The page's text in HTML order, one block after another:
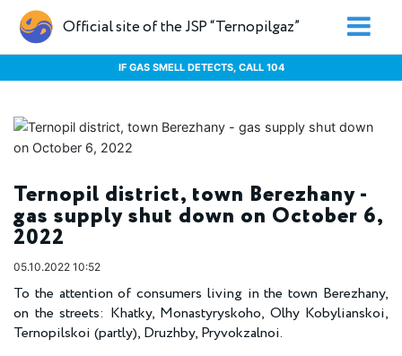
Official site of the JSP “Ternopilgaz”
IF GAS SMELL DETECTS, CALL 104
Ternopil district, town Berezhany -
gas supply shut down on October 6,
2022
05.10.2022 10:52
To the attention of consumers living in the town Berezhany,
on the streets: Khatky, Monastyryskoho, Olhy Kobylianskoi,
Ternopilskoi (partly), Druzhby, Pryvokzalnoi.